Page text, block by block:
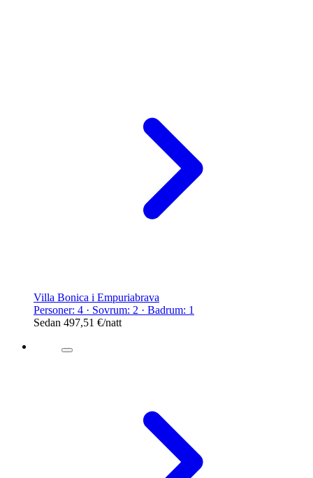
Villa Bonica i Empuriabrava
Personer: 4 · Sovrum: 2 · Badrum: 1
Sedan 497,51 €/natt